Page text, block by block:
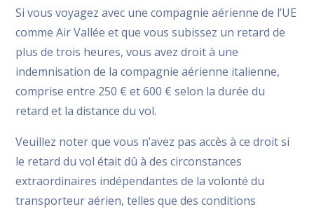
Si vous voyagez avec une compagnie aérienne de l’UE
comme Air Vallée et que vous subissez un retard de
plus de trois heures, vous avez droit à une
indemnisation de la compagnie aérienne italienne,
comprise entre 250 € et 600 € selon la durée du
retard et la distance du vol.
Veuillez noter que vous n’avez pas accès à ce droit si
le retard du vol était dû à des circonstances
extraordinaires indépendantes de la volonté du
transporteur aérien, telles que des conditions